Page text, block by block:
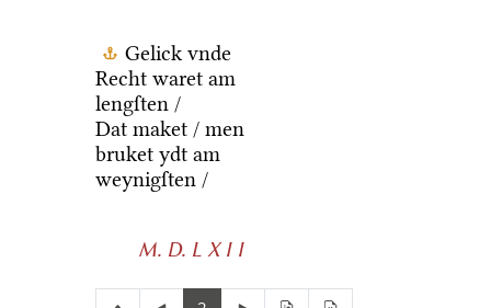
Gelick vnde
Recht waret am
lengſten /
Dat maket / men
bruket ydt am
weynigſten /
M. D. L X I I